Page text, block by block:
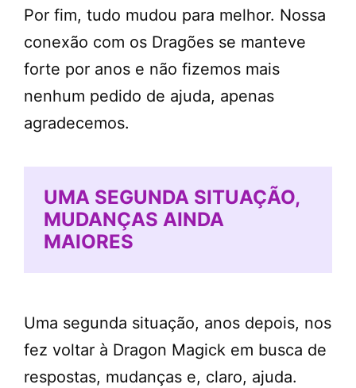
Por fim, tudo mudou para melhor. Nossa
conexão com os Dragões se manteve
forte por anos e não fizemos mais
nenhum pedido de ajuda, apenas
agradecemos.
UMA SEGUNDA SITUAÇÃO,
MUDANÇAS AINDA
MAIORES
Uma segunda situação, anos depois, nos
fez voltar à Dragon Magick em busca de
respostas, mudanças e, claro, ajuda.